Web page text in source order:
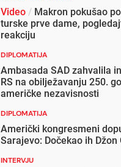
Video / Makron pokušao
turske prve dame,
reakciju
DIPLOMATIJA
Ambasada SAD zahvalila
RS na obilježavanju 250.
američke nezavisnosti
DIPLOMATIJA
Američki kongresmeni
Sarajevo: Dočekao ih Džon
INTERVJU